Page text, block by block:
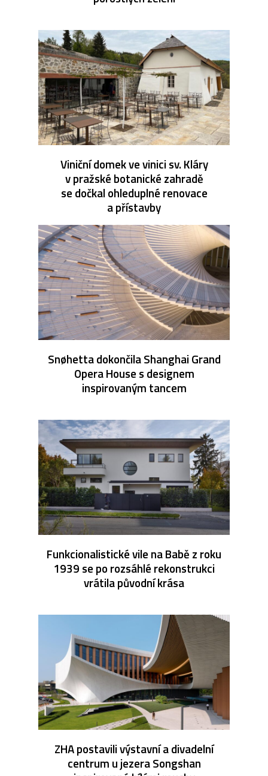
Viniční domek ve vinici sv. Kláry
v pražské botanické zahradě
se dočkal ohleduplné renovace
a přístavby
Snøhetta dokončila Shanghai Grand
Opera House s designem
inspirovaným tancem
Funkcionalistické vile na Babě z roku
1939 se po rozsáhlé rekonstrukci
vrátila původní krása
ZHA postavili výstavní a divadelní
centrum u jezera Songshan